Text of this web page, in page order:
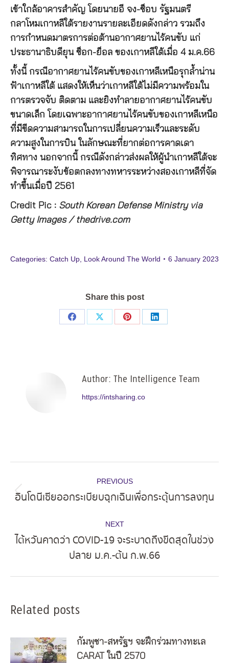
เข้าใกล้อาคารสำคัญ โดยนายอี จง-ซ็อบ รัฐมนตรี
กลาโหมเกาหลีใต้รายงานรายละเอียดดังกล่าว รวมถึง
การกำหนดมาตรการต่อต้านอากาศยานไร้คนขับ แก่
ประธานาธิบดียุน ซ็อก-ย็อล ของเกาหลีใต้เมื่อ 4 ม.ค.66
ทั้งนี้ กรณีอากาศยานไร้คนขับของเกาหลีเหนือรุกล้ำน่าน
ฟ้าเกาหลีใต้ แสดงให้เห็นว่าเกาหลีใต้ไม่มีความพร้อมใน
การตรวจจับ ติดตาม และยิงทำลายอากาศยานไร้คนขับ
ขนาดเล็ก โดยเฉพาะอากาศยานไร้คนขับของเกาหลีเหนือ
ที่มีขีดความสามารถในการเปลี่ยนความเร็วและระดับ
ความสูงในการบิน ในลักษณะที่ยากต่อการคาดเดา
ทิศทาง นอกจากนี้ กรณีดังกล่าวส่งผลให้ผู้นำเกาหลีใต้จะ
พิจารณาระงับข้อตกลงทางทหารระหว่างสองเกาหลีที่จัด
ทำขึ้นเมื่อปี 2561
Credit Pic : South Korean Defense Ministry via
Getty Images / thedrive.com
Categories: Catch Up Look Around The World 6 January 2023
Share this post
Share
Share
Share
Share
Author: The Intelligence Team
https://intsharing.co
navigation
PREVIOUS
Previous
อินโดนีเซียออกระเบียบฉุกเฉินเพื่อกระตุ้นการลงทุน
NEXT
Next
post:
ไต้หวันคาดว่า COVID-19 จะระบาดถึงขีดสุดในช่วง
ปลาย ม.ค.-ต้น ก.พ.66
Related posts
กัมพูชา-สหรัฐฯ จะฝึกร่วมทางทะเล
CARAT ในปี 2570